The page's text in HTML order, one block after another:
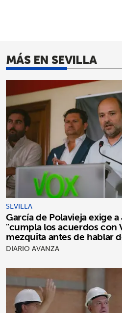
MÁS EN SEVILLA
SEVILLA
García de Polavieja exige
"cumpla los acuerdos con
mezquita antes de hablar
DIARIO AVANZA